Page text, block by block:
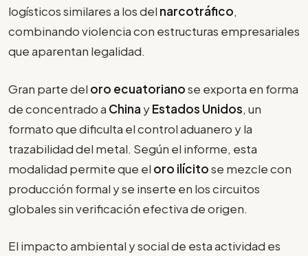
logísticos similares a los del narcotráfico,
combinando violencia con estructuras empresariales
que aparentan legalidad.
Gran parte del oro ecuatorianose exporta en forma
de concentrado a China yEstados Unidos, un
formato que dificulta el control aduanero y la
trazabilidad del metal. Según el informe, esta
modalidad permite que el oro ilícitose mezcle con
producción formal y se inserte en los circuitos
globales sin verificación efectiva de origen.
El impacto ambiental y social de esta actividad es